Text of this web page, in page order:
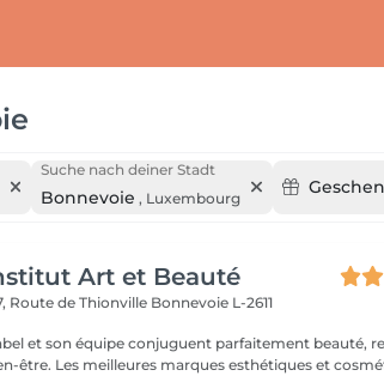
Suche nach deiner Stadt
Bonnevoie , Luxembourg
Art et Beauté
Route de Thionville Bonnevoie L-2611
et son équipe conjuguent parfaitement beauté,
marques esthétiques et cosmétiques ainsi